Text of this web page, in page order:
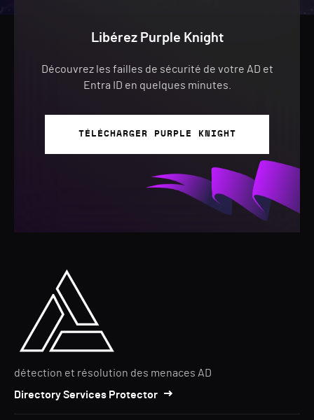
Libérez Purple Knight
Découvrez les failles de sécurité de votre AD et
Entra ID en quelques minutes.
TÉLÉCHARGER PURPLE KNIGHT
détection et résolution des menaces AD
Directory Services Protector